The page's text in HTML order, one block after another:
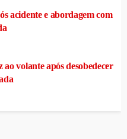
acidente e abordagem com
volante após desobedecer